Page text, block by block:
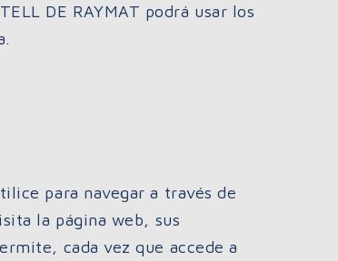
DE RAYMAT podrá usar los
para navegar a través de
la página web, sus
cada vez que accede a